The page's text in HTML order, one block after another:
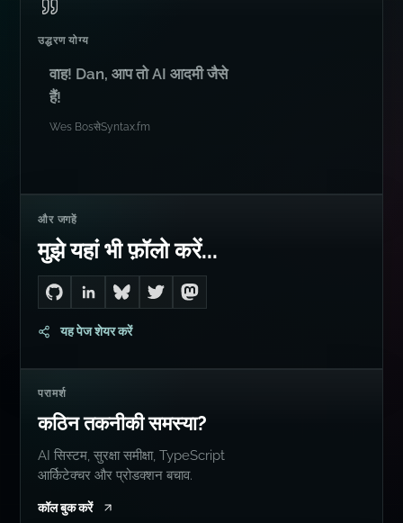
उद्धरण योग्य
वाह! Dan, आप तो AI आदमी जैसे
हैं!
Wes BosसेSyntax.fm
और जगहें
मुझे यहां भी फ़ॉलो करें...
Go to Dan's GitHub
Connect with me on LinkedIn
Follow me on Bluesky
Follow me on Twitter
Follow me on Mastodon
यह पेज शेयर करें
परामर्श
कठिन तकनीकी समस्या?
AI सिस्टम, सुरक्षा समीक्षा, TypeScript
आर्किटेक्चर और प्रोडक्शन बचाव.
कॉल बुक करें